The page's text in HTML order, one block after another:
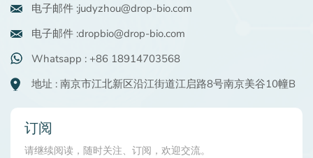
电子邮件 :judyzhou@drop-bio.com
电子邮件 :dropbio@drop-bio.com
Whatsapp : +86 18914703568
地址 : 南京市江北新区沿江街道江启路8号南京美谷10幢B
订阅
请继续阅读，随时关注、订阅，欢迎交流。